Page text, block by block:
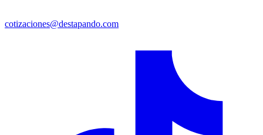
cotizaciones@destapando.com